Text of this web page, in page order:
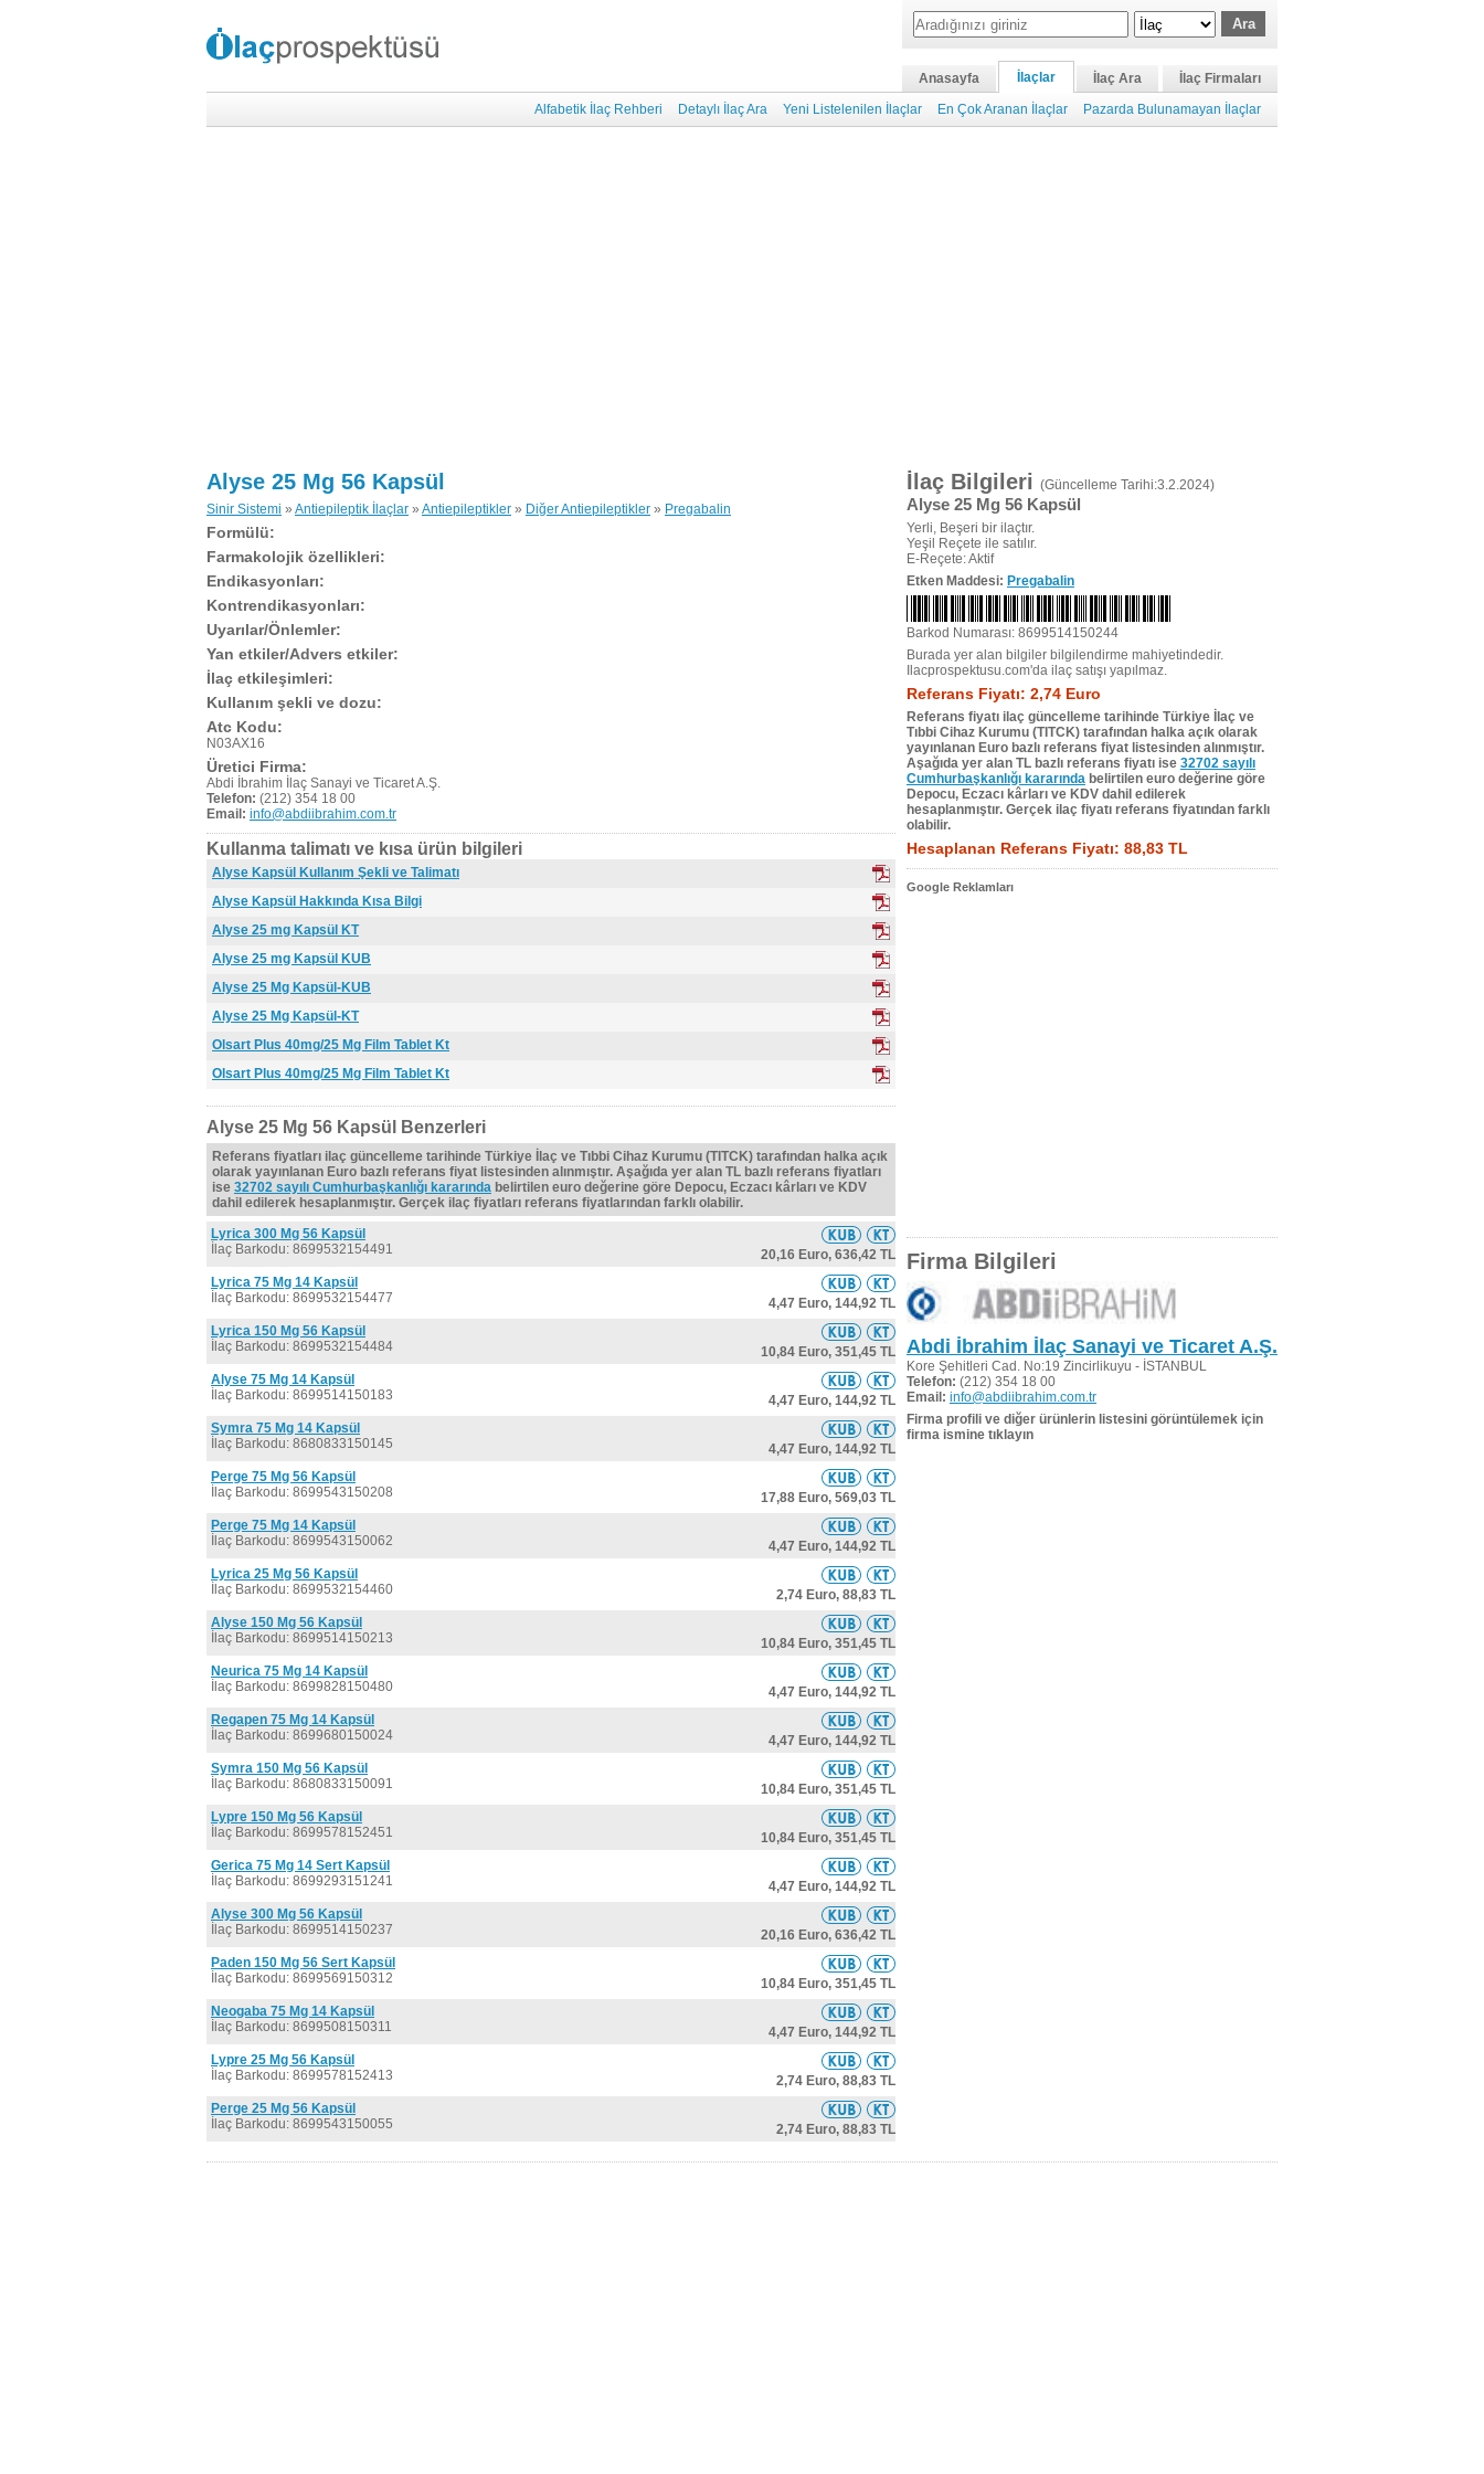
Anasayfa İlaçlar İlaç Ara
İlaç Firmaları
Alfabetik İlaç Rehberi
Detaylı İlaç Ara Yeni Listelenilen İlaçlar En Çok Aranan İlaçlar Pazarda Bulunamayan İlaçlar
Alyse 25 Mg 56 Kapsül
Sinir Sistemi » Antiepileptik İlaçlar » Antiepileptikler » Diğer Antiepileptikler » Pregabalin
Formülü:
Farmakolojik özellikleri:
Endikasyonları:
Kontrendikasyonları:
Uyarılar/Önlemler:
Yan etkiler/Advers etkiler:
İlaç etkileşimleri:
Kullanım şekli ve dozu:
Atc Kodu:
N03AX16
Üretici Firma:
Abdi İbrahim İlaç Sanayi ve Ticaret A.Ş.
Telefon: (212) 354 18 00
Email: info@abdiibrahim.com.tr
Kullanma talimatı ve kısa ürün bilgileri
Alyse Kapsül Kullanım Şekli ve Talimatı
Alyse Kapsül Hakkında Kısa Bilgi
Alyse 25 mg Kapsül KT
Alyse 25 mg Kapsül KUB
Alyse 25 Mg Kapsül-KUB
Alyse 25 Mg Kapsül-KT
Olsart Plus 40mg/25 Mg Film Tablet Kt
Olsart Plus 40mg/25 Mg Film Tablet Kt
Alyse 25 Mg 56 Kapsül Benzerleri
Referans fiyatları ilaç güncelleme tarihinde Türkiye İlaç ve Tıbbi Cihaz Kurumu (TITCK) tarafından halka açık
olarak yayınlanan Euro bazlı referans fiyat listesinden alınmıştır. Aşağıda yer alan TL bazlı referans fiyatları
ise 32702 sayılı Cumhurbaşkanlığı kararında belirtilen euro değerine göre Depocu, Eczacı kârları ve KDV
dahil edilerek hesaplanmıştır. Gerçek ilaç fiyatları referans fiyatlarından farklı olabilir.
Lyrica 300 Mg 56 Kapsül
İlaç Barkodu: 8699532154491
20,16 Euro, 636,42 TL
Lyrica 75 Mg 14 Kapsül
İlaç Barkodu: 8699532154477
4,47 Euro, 144,92 TL
Lyrica 150 Mg 56 Kapsül
İlaç Barkodu: 8699532154484
10,84 Euro, 351,45 TL
Alyse 75 Mg 14 Kapsül
İlaç Barkodu: 8699514150183
4,47 Euro, 144,92 TL
Symra 75 Mg 14 Kapsül
İlaç Barkodu: 8680833150145
4,47 Euro, 144,92 TL
Perge 75 Mg 56 Kapsül
İlaç Barkodu: 8699543150208
17,88 Euro, 569,03 TL
Perge 75 Mg 14 Kapsül
İlaç Barkodu: 8699543150062
4,47 Euro, 144,92 TL
Lyrica 25 Mg 56 Kapsül
İlaç Barkodu: 8699532154460
2,74 Euro, 88,83 TL
Alyse 150 Mg 56 Kapsül
İlaç Barkodu: 8699514150213
10,84 Euro, 351,45 TL
Neurica 75 Mg 14 Kapsül
İlaç Barkodu: 8699828150480
4,47 Euro, 144,92 TL
Regapen 75 Mg 14 Kapsül
İlaç Barkodu: 8699680150024
4,47 Euro, 144,92 TL
Symra 150 Mg 56 Kapsül
İlaç Barkodu: 8680833150091
10,84 Euro, 351,45 TL
Lypre 150 Mg 56 Kapsül
İlaç Barkodu: 8699578152451
10,84 Euro, 351,45 TL
Gerica 75 Mg 14 Sert Kapsül
İlaç Barkodu: 8699293151241
4,47 Euro, 144,92 TL
Alyse 300 Mg 56 Kapsül
İlaç Barkodu: 8699514150237
20,16 Euro, 636,42 TL
Paden 150 Mg 56 Sert Kapsül
İlaç Barkodu: 8699569150312
10,84 Euro, 351,45 TL
Neogaba 75 Mg 14 Kapsül
İlaç Barkodu: 8699508150311
4,47 Euro, 144,92 TL
Lypre 25 Mg 56 Kapsül
İlaç Barkodu: 8699578152413
2,74 Euro, 88,83 TL
Perge 25 Mg 56 Kapsül
İlaç Barkodu: 8699543150055
2,74 Euro, 88,83 TL
İlaç Bilgileri (Güncelleme Tarihi:3.2.2024)
Alyse 25 Mg 56 Kapsül
Yerli, Beşeri bir ilaçtır.
Yeşil Reçete ile satılır.
E-Reçete: Aktif
Etken Maddesi: Pregabalin
Barkod Numarası: 8699514150244
Burada yer alan bilgiler bilgilendirme mahiyetindedir.
Ilacprospektusu.com'da ilaç satışı yapılmaz.
Referans Fiyatı: 2,74 Euro
Referans fiyatı ilaç güncelleme tarihinde Türkiye İlaç ve
Tıbbi Cihaz Kurumu (TITCK) tarafından halka açık olarak
yayınlanan Euro bazlı referans fiyat listesinden alınmıştır.
Aşağıda yer alan TL bazlı referans fiyatı ise 32702 sayılı
Cumhurbaşkanlığı kararında belirtilen euro değerine göre
Depocu, Eczacı kârları ve KDV dahil edilerek
hesaplanmıştır. Gerçek ilaç fiyatı referans fiyatından farklı
olabilir.
Hesaplanan Referans Fiyatı: 88,83 TL
Google Reklamları
Firma Bilgileri
Abdi İbrahim İlaç Sanayi ve Ticaret A.Ş.
Kore Şehitleri Cad. No:19 Zincirlikuyu - İSTANBUL
Telefon: (212) 354 18 00
Email: info@abdiibrahim.com.tr
Firma profili ve diğer ürünlerin listesini görüntülemek için
firma ismine tıklayın